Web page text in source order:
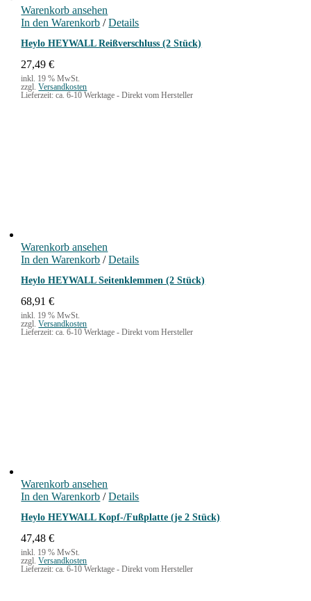
Warenkorb ansehen
In den Warenkorb / Details
Heylo HEYWALL Reißverschluss (2 Stück)
27,49€
inkl. 19 % MwSt.
zzgl.Versandkosten
Lieferzeit:ca. 6-10 Werktage - Direkt vom Hersteller
Warenkorb ansehen
In den Warenkorb / Details
Heylo HEYWALL Seitenklemmen (2 Stück)
68,91€
inkl. 19 % MwSt.
zzgl.Versandkosten
Lieferzeit:ca. 6-10 Werktage - Direkt vom Hersteller
Warenkorb ansehen
In den Warenkorb / Details
Heylo HEYWALL Kopf-/Fußplatte (je 2 Stück)
47,48€
inkl. 19 % MwSt.
zzgl.Versandkosten
Lieferzeit:ca. 6-10 Werktage - Direkt vom Hersteller